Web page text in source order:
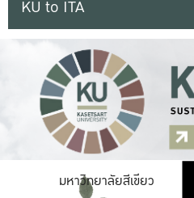
KU to ITA
มหาวิทยาลัยสีเขียว